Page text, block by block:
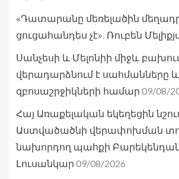
«Դատարանը մեռելածին
ցուցահանդես չէ». Ռուբեն
Սանչեսի և Մելոնիի միջև
վերադարձնում է սահմանները
զբոսաշրջիկների համար 09/08/
Հայ Առաքելական եկեղեցին
Աստվածածնի վերափոխման
նախորդող պահքի
Լուսանկար 09/08/2026